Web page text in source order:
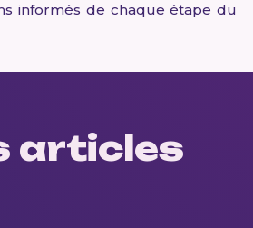
informés de chaque étape du
articles